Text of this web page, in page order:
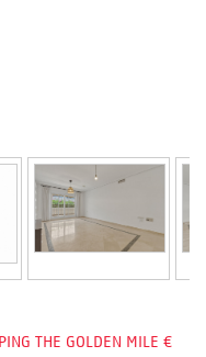
THE GOLDEN MILE €